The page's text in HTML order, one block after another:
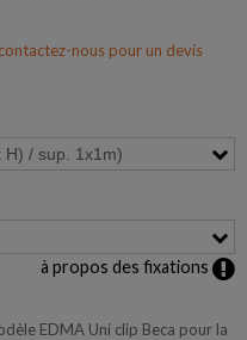
contactez-nous pour un devis
à propos des fixations
EDMA Uni clip Beca pour la